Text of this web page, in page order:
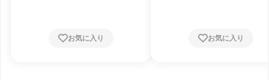
お気に入り お気に入り